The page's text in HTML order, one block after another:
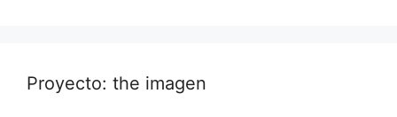
Proyecto: the imagen